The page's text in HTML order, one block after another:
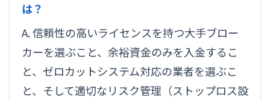
は？
A. 信頼性の高いライセンスを持つ大手ブロー
カーを選ぶこと、余裕資金のみを入金するこ
と、ゼロカットシステム対応の業者を選ぶこ
と、そして適切なリスク管理（ストップロス設